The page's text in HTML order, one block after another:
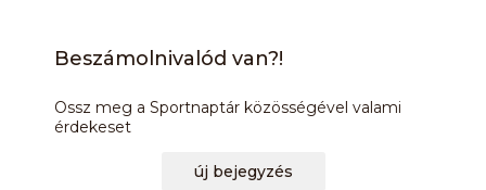
Beszámolnivalód van?!
Ossz meg a Sportnaptár közösségével valami
érdekeset
új bejegyzés